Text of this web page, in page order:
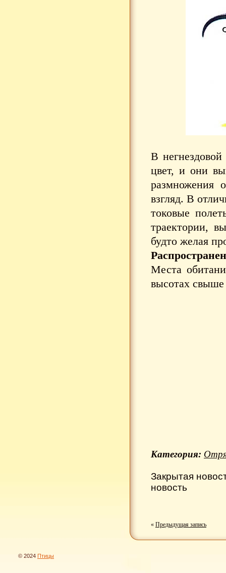
В
цвет, и они
размножения
взгляд. В
токовые
траектории,
будто желая
Места
высотах
Категория:
Закрытая
новость
« Предыдущая запись
© 2024 Птицы